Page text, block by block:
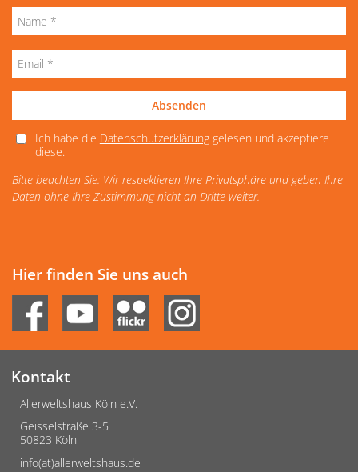
Absenden
Ich habe die Datenschutzerklärunggelesen und akzeptiere
diese.
Bitte beachten Sie: Wir respektieren Ihre Privatsphäre und geben Ihre
Daten ohne Ihre Zustimmung nicht an Dritte weiter.
Hier finden Sie uns auch
Kontakt
Allerweltshaus Köln e.V.
Geisselstraße 3-5
50823 Köln
info(at)allerweltshaus.de